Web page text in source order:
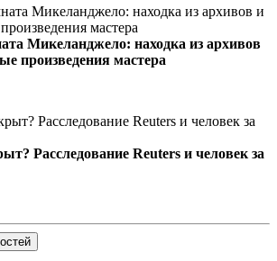
Микеланджело: находка из архивов
произведения мастера
Расследование Reuters и человек за